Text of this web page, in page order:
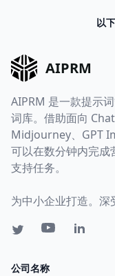
以
AIPRM
AIPRM 是一款提示
词库。借助面向
Midjourney、GPT
可以在数分钟内完成
支持任务。
为中小企业打造。深
公司名称